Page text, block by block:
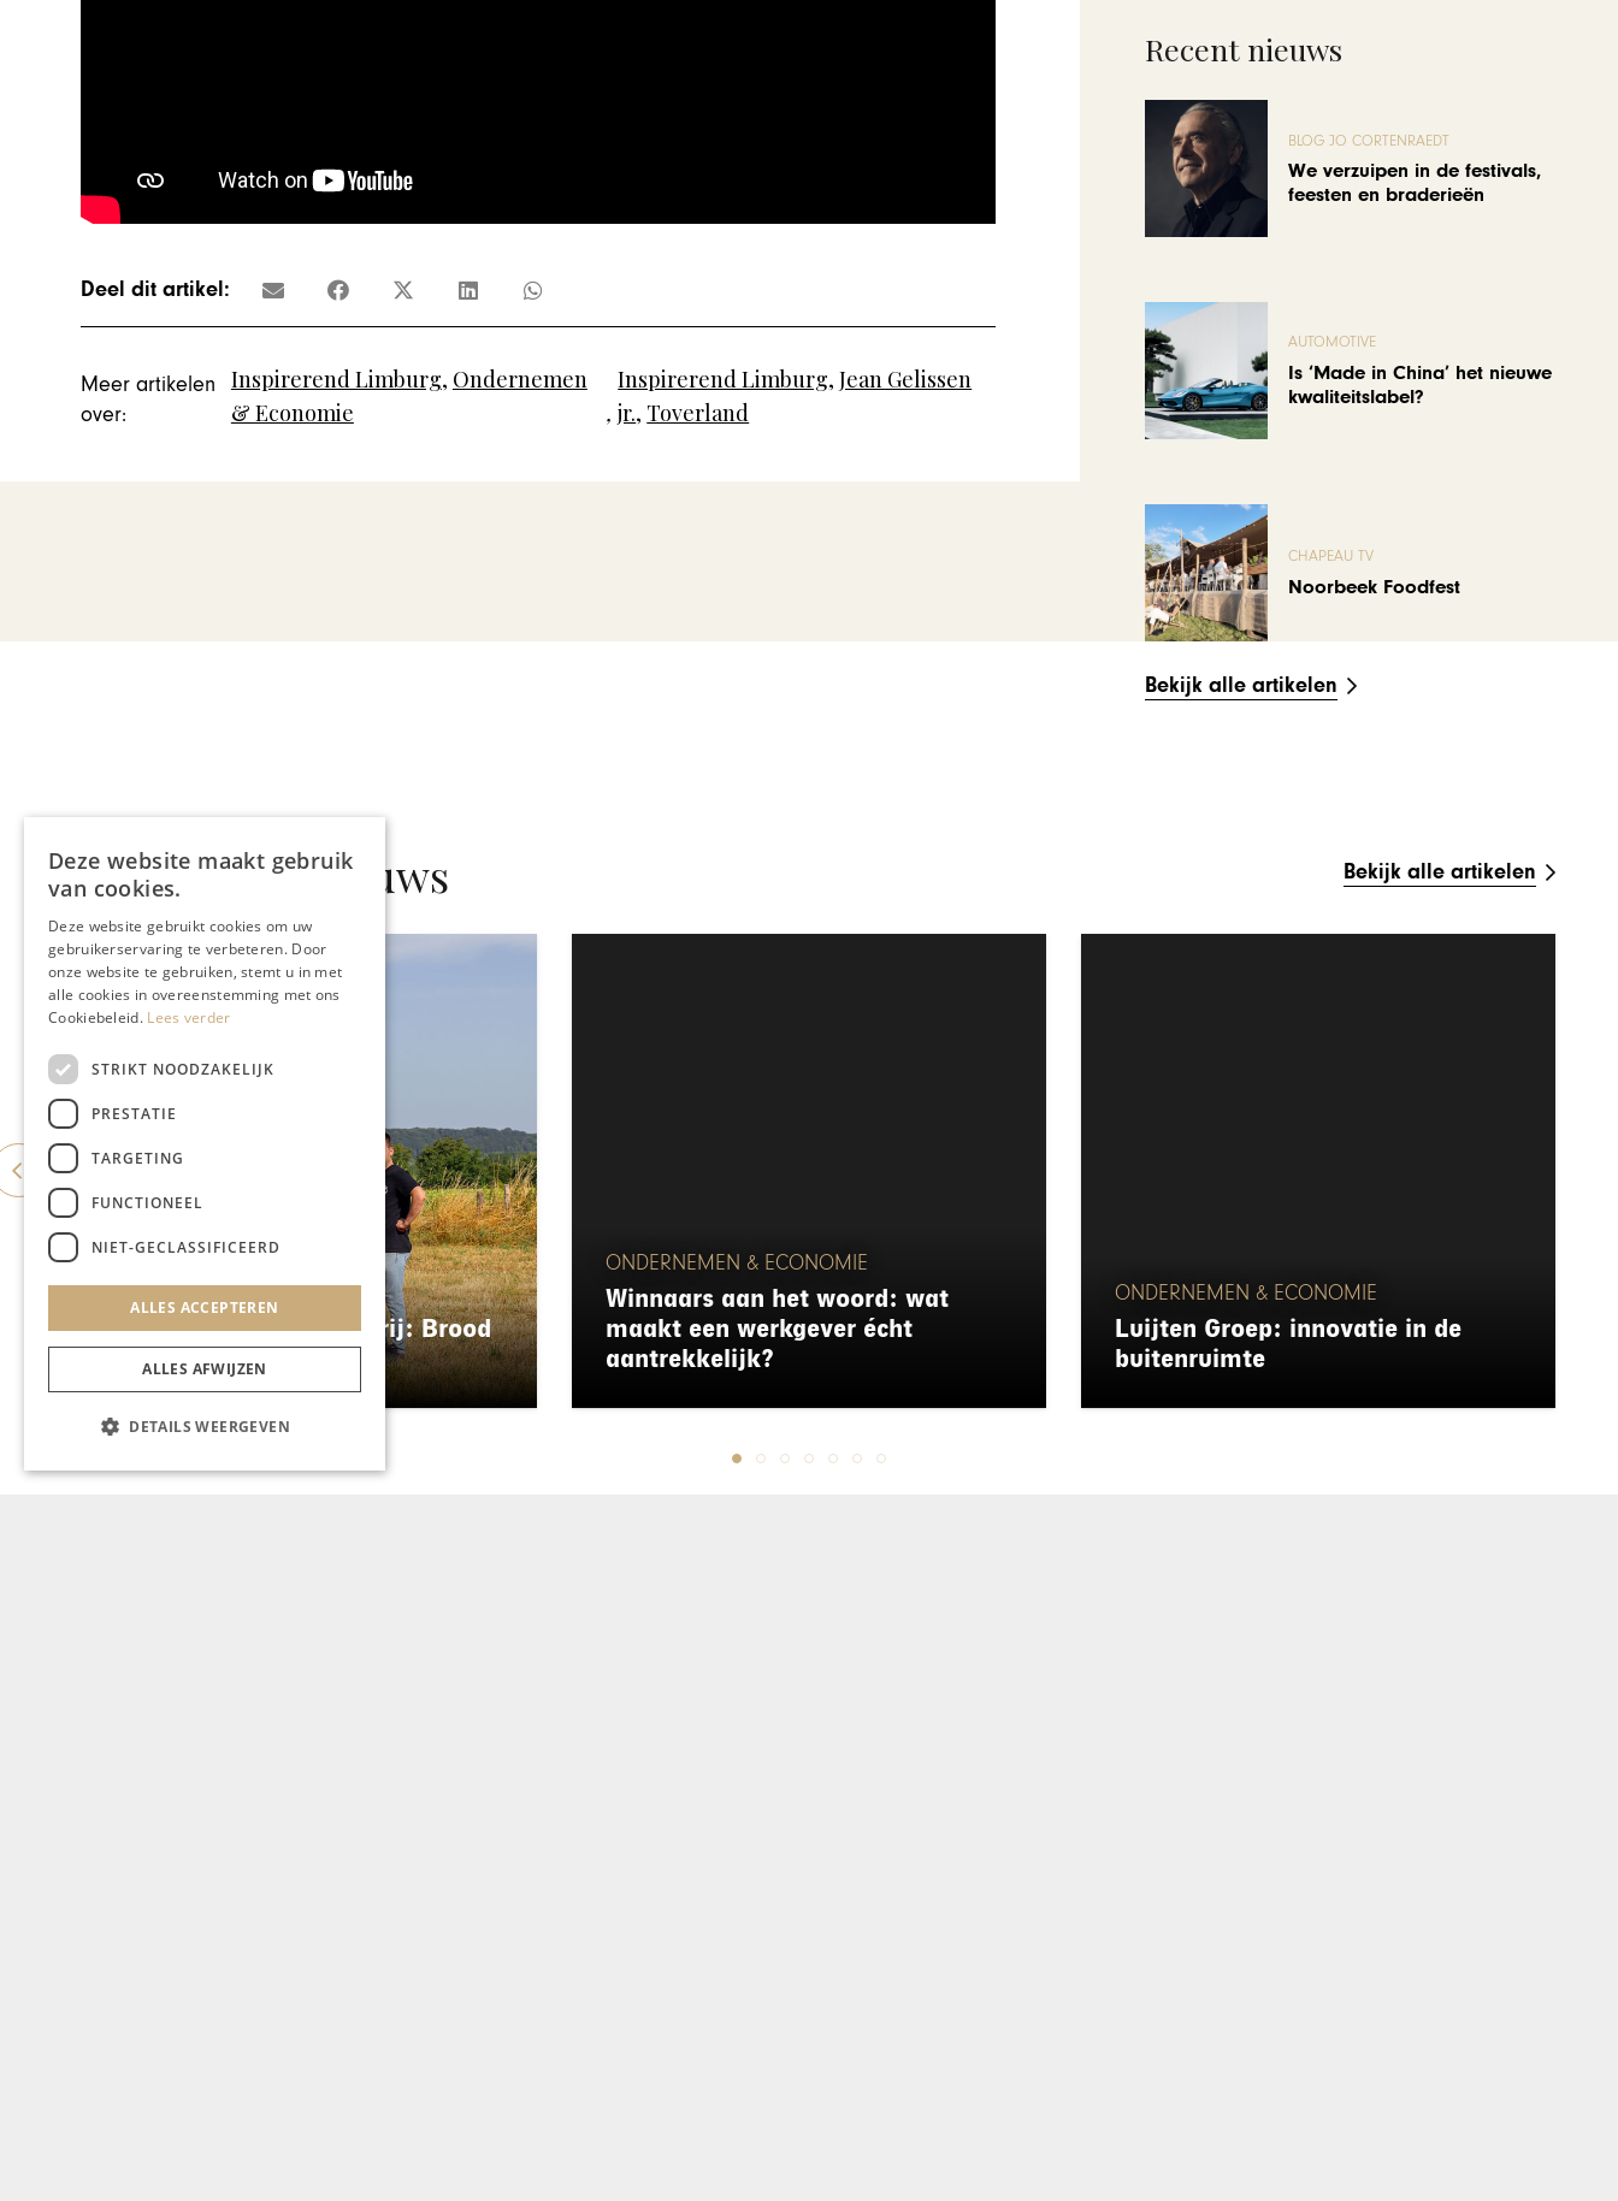
Deel dit artikel:
Meer artikelen
over:
Inspirerend Limburg, Ondernemen
& Economie
,
Inspirerend Limburg,Jean Gelissen
jr., Toverland
Recent nieuws
BLOG JO CORTENRAEDT
We verzuipen in de festivals,
feesten en braderieën
AUTOMOTIVE
Is ‘Made in China’ het nieuwe
kwaliteitslabel?
CHAPEAU TV
Noorbeek Foodfest
Bekijk alle artikelen
Gerelateerd nieuws Bekijk alle artikelen
GASTRONOMIE
ES&C opent eigen bakkerij: Brood
Atelier
ONDERNEMEN & ECONOMIE
Winnaars aan het woord: wat
maakt een werkgever écht
aantrekkelijk?
ONDERNEMEN & ECONOMIE
Luijten Groep: innovatie in de
buitenruimte
Deze website maakt gebruik
van cookies.
Deze website gebruikt cookies om uw
gebruikerservaring te verbeteren. Door
onze website te gebruiken, stemt u in met
alle cookies in overeenstemming met ons
Cookiebeleid. Lees verder
STRIKT NOODZAKELIJK
PRESTATIE
TARGETING
FUNCTIONEEL
NIET-GECLASSIFICEERD
ALLES ACCEPTEREN
ALLES AFWIJZEN
DETAILS WEERGEVEN